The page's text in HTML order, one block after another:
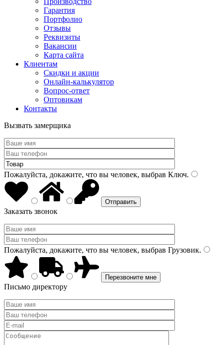
Гарантия
Портфолио
Отзывы
Реквизиты
Вакансии
Карта сайта
Клиентам
Скидки и акции
Онлайн-калькулятор
Вопрос-ответ
Оптовикам
Контакты
Вызвать замерщика
Пожалуйста, докажите, что вы человек, выбрав Ключ.
Заказать звонок
Пожалуйста, докажите, что вы человек, выбрав Грузовик.
Письмо директору